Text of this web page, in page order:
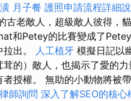
月子餐 護照申請流程詳細
老敵人，超級敵人彼得，
和Petey的比賽變成了
出。 人工植牙 模擬日記以
的）敵人，也揭示了愛的力
授權。 無助的小動物將被
師詢問 深入了解SEO的核心